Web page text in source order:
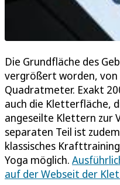
Die Grundfläche des
vergrößert worden,
Quadratmeter. Exakt
auch die Kletterfläche,
angeseilte Klettern zur
separaten Teil ist
klassisches
Yoga möglich.
auf der Webseit der